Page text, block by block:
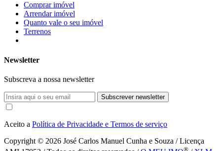
Comprar imóvel
Arrendar imóvel
Quanto vale o seu imóvel
Terrenos
Newsletter
Subscreva a nossa newsletter
Subscrever newsletter
Aceito a Política de Privacidade e Termos de serviço
Copyright © 2026 José Carlos Manuel Cunha e Souza / Licença
®